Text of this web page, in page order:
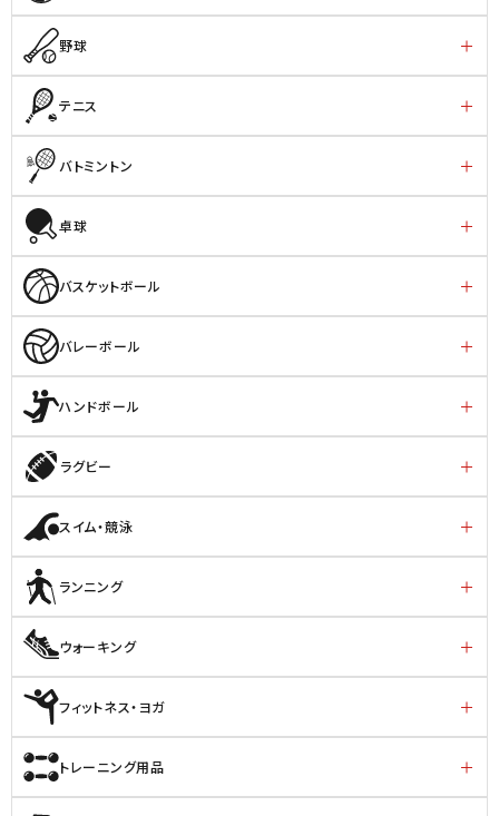
野球
テニス
バトミントン
卓球
バスケットボール
バレーボール
ハンドボール
ラグビー
スイム・競泳
ランニング
ウォーキング
フィットネス・ヨガ
トレーニング用品